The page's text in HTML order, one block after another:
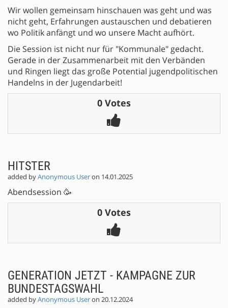
Wir wollen gemeinsam hinschauen was geht und was
nicht geht, Erfahrungen austauschen und debatieren
wo Politik anfängt und wo unsere Macht aufhört.
Die Session ist nicht nur für "Kommunale" gedacht.
Gerade in der Zusammenarbeit mit den Verbänden
und Ringen liegt das große Potential jugendpolitischen
Handelns in der Jugendarbeit!
0 Votes
HITSTER
added byAnonymous Useron 14.01.2025
Abendsession 🥳
0 Votes
GENERATION JETZT - KAMPAGNE ZUR
BUNDESTAGSWAHL
added byAnonymous Useron 20.12.2024